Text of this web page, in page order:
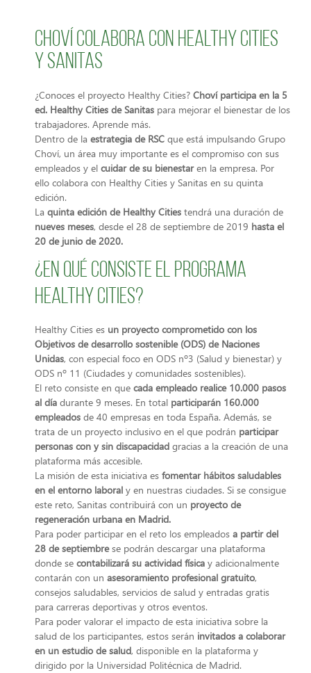
Choví colabora con Healthy Cities
y Sanitas
¿Conoces el proyecto Healthy Cities? Choví participa en la 5
ed. Healthy Cities de Sanitas para mejorar el bienestar de los
trabajadores. Aprende más.
Dentro de la estrategia de RSC que está impulsando Grupo
Choví, un área muy importante es el compromiso con sus
empleados y el cuidar de su bienestaren la empresa. Por
ello colabora con Healthy Cities y Sanitas en su quinta
edición.
La quinta edición de Healthy Cities tendrá una duración de
nueves meses, desde el 28 de septiembre de 2019 hasta el
20 de junio de 2020.
¿En qué consiste el programa
Healthy Cities?
Healthy Cities es un proyecto comprometido con los
Objetivos de desarrollo sostenible (ODS) de Naciones
Unidas, con especial foco en ODS nº3 (Salud y bienestar) y
ODS nº 11 (Ciudades y comunidades sostenibles).
El reto consiste en que cada empleado realice 10.000 pasos
al día durante 9 meses. En total participarán 160.000
empleados de 40 empresas en toda España. Además, se
trata de un proyecto inclusivo en el que podrán participar
personas con y sin discapacidad gracias a la creación de una
plataforma más accesible.
La misión de esta iniciativa es fomentar hábitos saludables
en el entorno laboral y en nuestras ciudades. Si se consigue
este reto, Sanitas contribuirá con un proyecto de
regeneración urbana en Madrid.
Para poder participar en el reto los empleados a partir del
28 de septiembrese podrán descargar una plataforma
donde se contabilizará su actividad física y adicionalmente
contarán con un asesoramiento profesional gratuito,
consejos saludables, servicios de salud y entradas gratis
para carreras deportivas y otros eventos.
Para poder valorar el impacto de esta iniciativa sobre la
salud de los participantes, estos serán invitados a colaborar
en un estudio de salud, disponible en la plataforma y
dirigido por la Universidad Politécnica de Madrid.